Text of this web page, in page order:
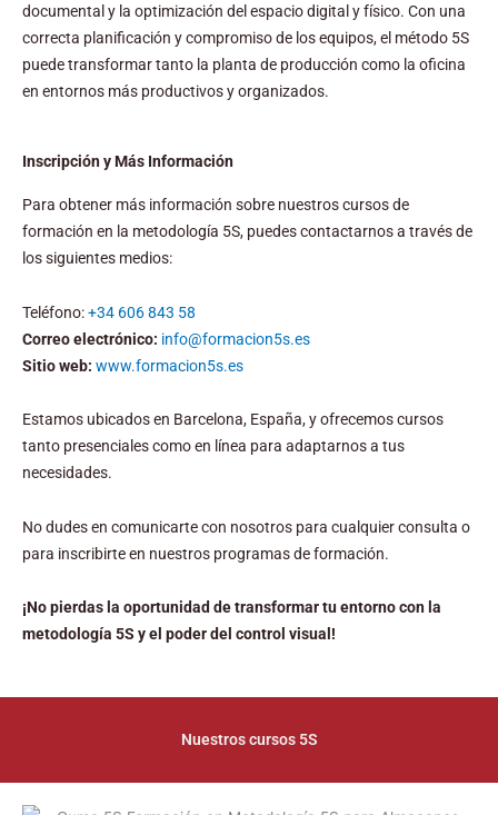
documental y la optimización del espacio digital y físico. Con una
correcta planificación y compromiso de los equipos, el método 5S
puede transformar tanto la planta de producción como la oficina
en entornos más productivos y organizados.
Inscripción y Más Información
Para obtener más información sobre nuestros cursos de
formación en la metodología 5S, puedes contactarnos a través de
los siguientes medios:
Teléfono:+34 606 843 58
Correo electrónico: info@formacion5s.es
Sitio web: www.formacion5s.es
Estamos ubicados en Barcelona, España, y ofrecemos cursos
tanto presenciales como en línea para adaptarnos a tus
necesidades.
No dudes en comunicarte con nosotros para cualquier consulta o
para inscribirte en nuestros programas de formación.
¡No pierdas la oportunidad de transformar tu entorno con la
metodología 5S y el poder del control visual!
Nuestros cursos 5S